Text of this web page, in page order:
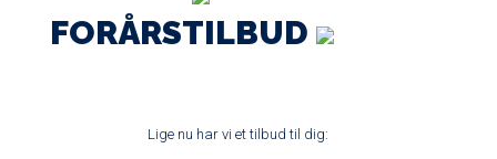
FORÅRSTILBUD
Lige nu har vi et tilbud til dig: